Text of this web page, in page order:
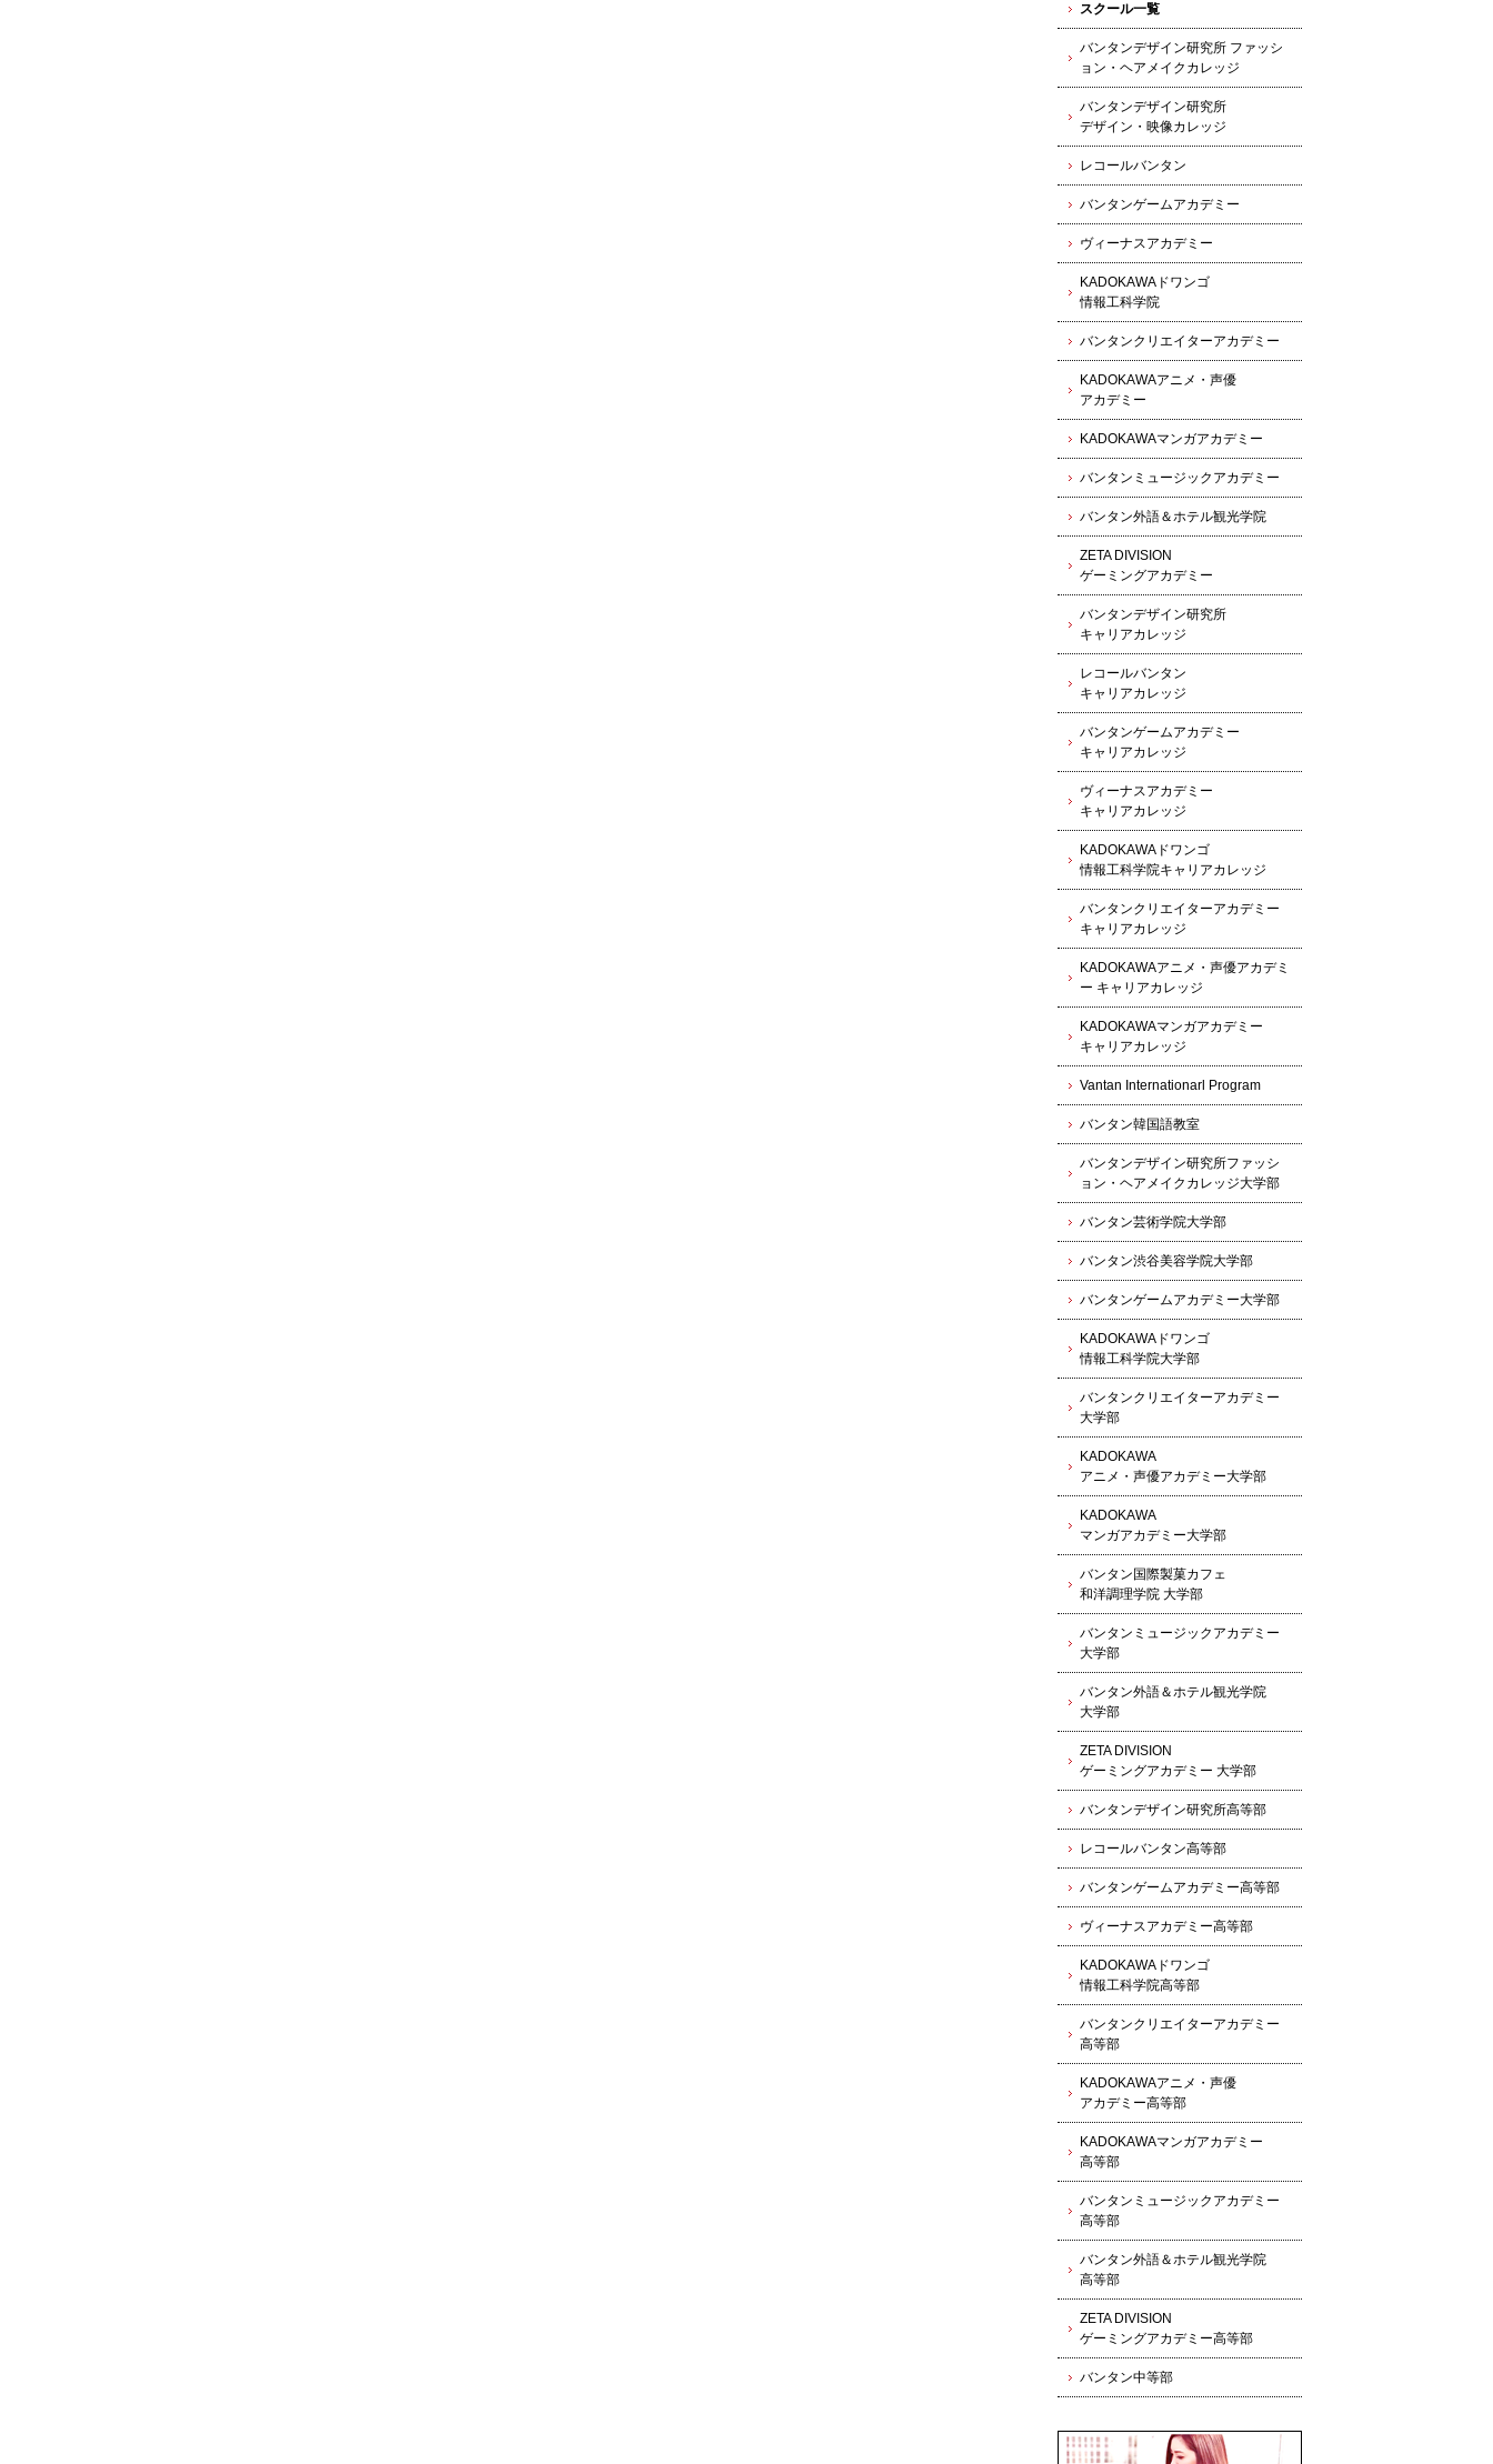
スクール一覧
バンタンデザイン研究所 ファッシ
ョン・ヘアメイクカレッジ
バンタンデザイン研究所
デザイン・映像カレッジ
レコールバンタン
バンタンゲームアカデミー
ヴィーナスアカデミー
KADOKAWAドワンゴ
情報工科学院
バンタンクリエイターアカデミー
KADOKAWAアニメ・声優
アカデミー
KADOKAWAマンガアカデミー
バンタンミュージックアカデミー
バンタン外語＆ホテル観光学院
ZETA DIVISION
ゲーミングアカデミー
バンタンデザイン研究所
キャリアカレッジ
レコールバンタン
キャリアカレッジ
バンタンゲームアカデミー
キャリアカレッジ
ヴィーナスアカデミー
キャリアカレッジ
KADOKAWAドワンゴ
情報工科学院キャリアカレッジ
バンタンクリエイターアカデミー
キャリアカレッジ
KADOKAWAアニメ・声優アカデミ
ー キャリアカレッジ
KADOKAWAマンガアカデミー
キャリアカレッジ
Vantan Internationarl Program
バンタン韓国語教室
バンタンデザイン研究所ファッシ
ョン・ヘアメイクカレッジ大学部
バンタン芸術学院大学部
バンタン渋谷美容学院大学部
バンタンゲームアカデミー大学部
KADOKAWAドワンゴ
情報工科学院大学部
バンタンクリエイターアカデミー
大学部
KADOKAWA
アニメ・声優アカデミー大学部
KADOKAWA
マンガアカデミー大学部
バンタン国際製菓カフェ
和洋調理学院 大学部
バンタンミュージックアカデミー
大学部
バンタン外語＆ホテル観光学院
大学部
ZETA DIVISION
ゲーミングアカデミー 大学部
バンタンデザイン研究所高等部
レコールバンタン高等部
バンタンゲームアカデミー高等部
ヴィーナスアカデミー高等部
KADOKAWAドワンゴ
情報工科学院高等部
バンタンクリエイターアカデミー
高等部
KADOKAWAアニメ・声優
アカデミー高等部
KADOKAWAマンガアカデミー
高等部
バンタンミュージックアカデミー
高等部
バンタン外語＆ホテル観光学院
高等部
ZETA DIVISION
ゲーミングアカデミー高等部
バンタン中等部